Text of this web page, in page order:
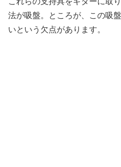
法が吸盤。ところが、この吸
いという欠点があります。